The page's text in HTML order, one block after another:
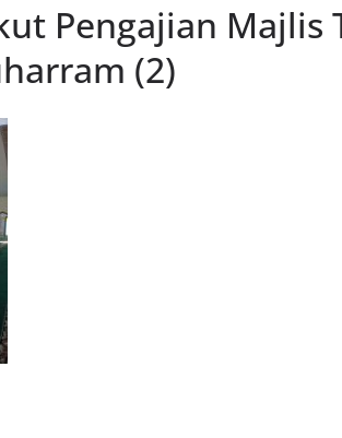
Pengajian Majlis
(2)